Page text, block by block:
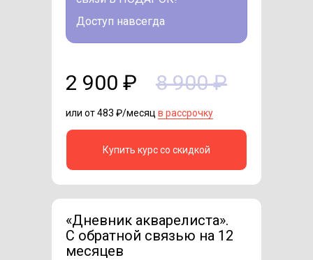
или от 483 ₽/месяц в рассрочку
8 900 ₽
2 900 ₽
Купить курс со скидкой
Доступ навсегда
«Дневник акварелиста».
C обратной связью на 12
месяцев